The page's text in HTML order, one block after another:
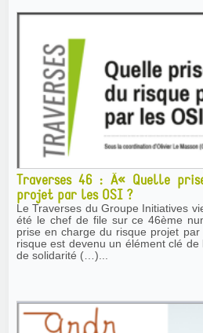
Traverses 46 : Â« Quelle
projet par les OSI ?
Le Traverses du Groupe Initiatives
été le chef de file sur ce 46ème
prise en charge du risque projet par les OSI
risque est devenu un élément clé de
de solidarité (…)...